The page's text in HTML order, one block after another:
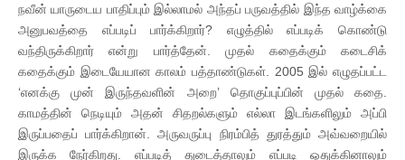
நவீன் யாருடைய பாதிப்பும் இல்லாமல் அந்தப் பருவத்தில் இந்த வாழ்க்கை
அனுபவத்தை எப்படிப் பார்க்கிறார்? எழுத்தில் எப்படிக் கொண்டு
வந்திருக்கிறார் என்று பார்த்தேன். முதல் கதைக்கும் கடைசிக்
கதைக்கும் இடையேயான காலம் பத்தாண்டுகள். 2005 இல் எழுதப்பட்ட
‘எனக்கு முன் இருந்தவளின் அறை’ தொகுப்புப்பின் முதல் கதை.
காமத்தின் நெடியும் அதன் சிதறல்களும் எல்லா இடங்களிலும் அப்பி
இருப்பதைப் பார்க்கிறான். அருவருப்பு நிரம்பித் துரத்தும் அவ்வறையில்
இருக்க நேர்கிறது. எப்படித் துடைத்தாலும் எப்படி ஒதுக்கினாலும்